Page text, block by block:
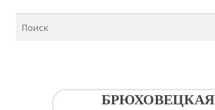
БРЮХОВЕЦКАЯ